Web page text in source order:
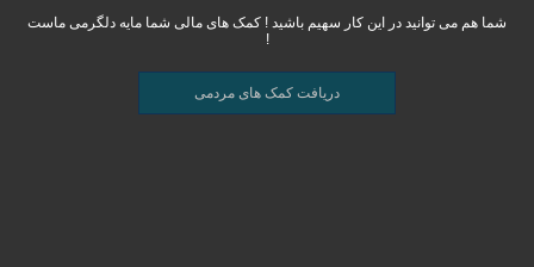
شما هم می توانید در این کار سهیم باشید ! کمک های مالی شما مایه دلگرمی ماست
!
دریافت کمک های مردمی